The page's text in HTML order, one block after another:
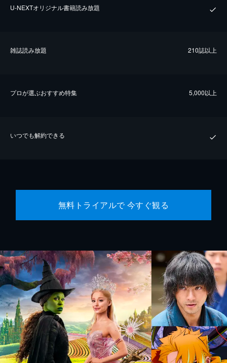
U-NEXTオリジナル書籍読み放題
雑誌読み放題 210誌以上
プロが選ぶおすすめ特集 5,000以上
いつでも解約できる
無料トライアルで 今すぐ観る